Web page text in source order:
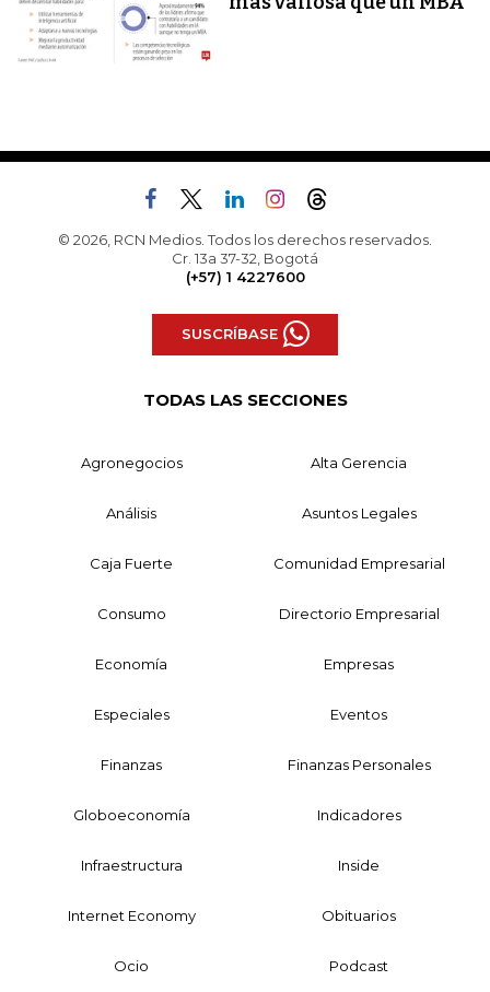
© 2026, RCN Medios. Todos los derechos reservados.
Cr. 13a 37-32, Bogotá
(+57) 1 4227600
SUSCRÍBASE
TODAS LAS SECCIONES
Agronegocios Alta Gerencia
Análisis Asuntos Legales
Caja Fuerte Comunidad Empresarial
Consumo Directorio Empresarial
Economía Empresas
Especiales Eventos
Finanzas Finanzas Personales
Globoeconomía Indicadores
Infraestructura Inside
Internet Economy Obituarios
Ocio Podcast